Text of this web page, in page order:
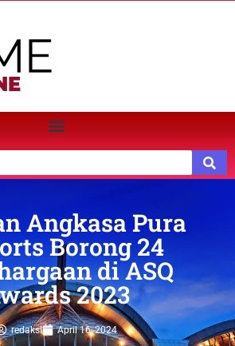
Angkasa Pura
Borong 24
di ASQ
2023
redaksi April 16, 2024